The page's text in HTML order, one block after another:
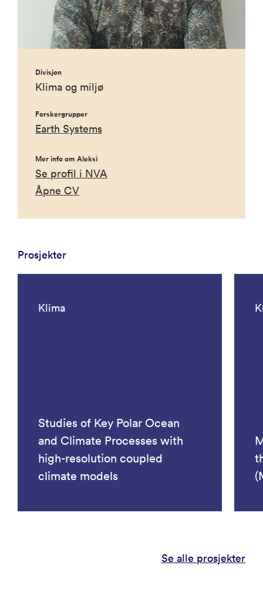
Divisjon
Klima og miljø
Forskergrupper
Earth Systems
Mer info om Aleksi
Se profil i NVA
Åpne CV
Prosjekter
Klima
Studies of Key Polar Ocean
and Climate Processes with
high-resolution coupled
climate models
Se alle prosjekter